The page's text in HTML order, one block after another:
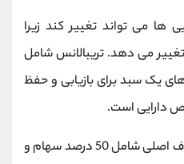
ها می تواند تغییر کند زیرا
تغییر می دهد. تریبالانس شامل
یک سبد برای بازیابی و حفظ
دارایی است.
با تخصیص دارایی هدف اصلی شامل 50 درصد سهام و